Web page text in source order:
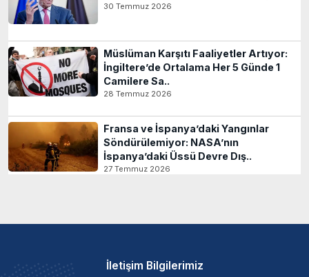
30 Temmuz 2026
Müslüman Karşıtı Faaliyetler Artıyor:
İngiltere’de Ortalama Her 5 Günde 1
Camilere Sa..
28 Temmuz 2026
Fransa ve İspanya’daki Yangınlar
Söndürülemiyor: NASA’nın
İspanya’daki Üssü Devre Dış..
27 Temmuz 2026
İletişim Bilgilerimiz